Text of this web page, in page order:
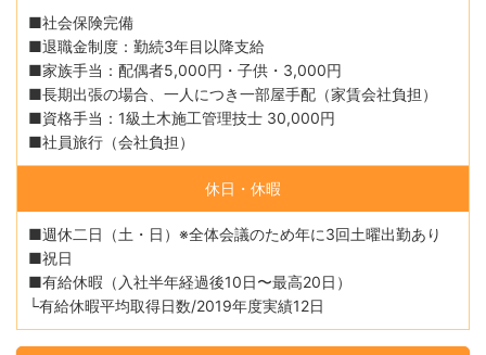
■社会保険完備
■退職金制度：勤続3年目以降支給
■家族手当：配偶者5,000円・子供・3,000円
■長期出張の場合、一人につき一部屋手配（家賃会社負担）
■資格手当：1級土木施工管理技士 30,000円
■社員旅行（会社負担）
休日・休暇
■週休二日（土・日）※全体会議のため年に3回土曜出勤あり
■祝日
■有給休暇（入社半年経過後10日〜最高20日）
└有給休暇平均取得日数/2019年度実績12日